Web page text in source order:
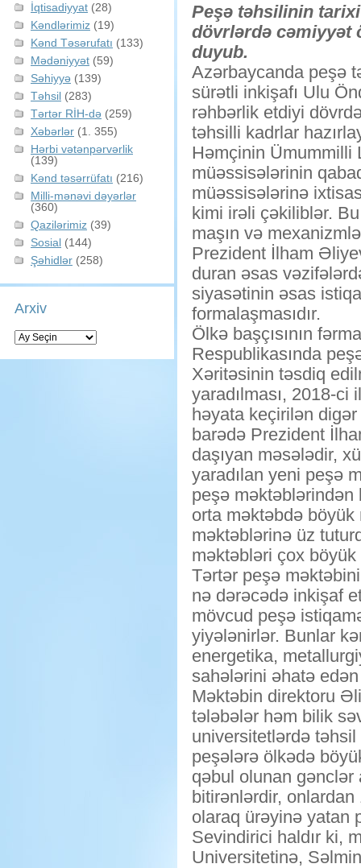
İqtisadiyyat (28)
Kəndlərimiz (19)
Kənd Təsərufatı (133)
Mədəniyyət (59)
Səhiyyə (139)
Təhsil (283)
Tərtər RİH-də (259)
Xəbərlər (1. 355)
Hərbi vətənpərvərlik
(139)
Kənd təsərrüfatı (216)
Milli-mənəvi dəyərlər
(360)
Qazilərimiz (39)
Sosial (144)
Şəhidlər (258)
Arxiv
Arxiv
Peşə təhsilinin
dövrlərdə cəmiyyət
duyub.
Azərbaycanda peşə
sürətli inkişafı Ulu
rəhbərlik etdiyi
təhsilli kadrlar
Həmçinin Ümummilli
müəssisələrinin
müəssisələrinə
kimi irəli çəkiliblər.
maşın və
Prezident İlham
duran əsas
siyasətinin əsas
formalaşmasıdır.
Ölkə başçısının
Respublikasında
Xəritəsinin təsdiq
yaradılması, 2018-
həyata keçirilən digər
barədə Prezident
daşıyan məsələdir,
yaradılan yeni peşə
peşə məktəblərindən
orta məktəbdə
məktəblərinə üz
məktəbləri çox böyük
Tərtər peşə
nə dərəcədə inkişaf
mövcud peşə
yiyələnirlər. Bunlar
energetika,
sahələrini əhatə
Məktəbin direktoru
tələbələr həm bilik
universitetlərdə
peşələrə ölkədə
qəbul olunan gənclər
bitirənlərdir,
olaraq ürəyinə yatan
Sevindirici haldır ki,
Universitetinə,